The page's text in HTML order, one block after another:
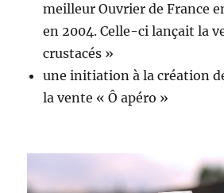
meilleur Ouvrier de France
en 2004. Celle-ci lançait la
crustacés »
une initiation à la création
la vente « Ô apéro »